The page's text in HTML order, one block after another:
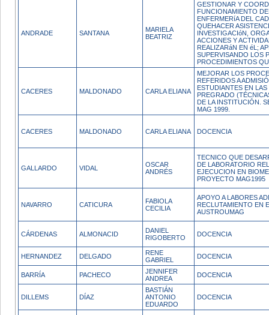
ANDRADE SANTANA
MARIELA
BEATRIZ
GESTIONAR Y
FUNCIONAMIENTO
ENFERMERíA DEL
QUEHACER
INVESTIGACIóN,
ACCIONES Y
REALIZARáN EN éL;
SUPERVISANDO LOS
PROCEDIMIENTOS QU
CACERES MALDONADO CARLA ELIANA
MEJORAR LOS
REFERIDOS A
ESTUDIANTES EN
PREGRADO
DE LA INSTITUCIÓN.
MAG 1999.
CACERES MALDONADO CARLA ELIANA DOCENCIA
GALLARDO VIDAL
OSCAR
ANDRÉS
TECNICO QUE
DE LABORATORIO
EJECUCION EN
PROYECTO MAG1995
NAVARRO CATICURA
FABIOLA
CECILIA
APOYO A LABORES
RECLUTAMIENTO EN
AUSTROUMAG
CÁRDENAS ALMONACID
DANIEL
RIGOBERTO
DOCENCIA
HERNANDEZ DELGADO
RENE
GABRIEL
DOCENCIA
BARRÍA PACHECO
JENNIFER
ANDREA
DOCENCIA
DILLEMS DÍAZ
BASTIÁN
ANTONIO
EDUARDO
DOCENCIA